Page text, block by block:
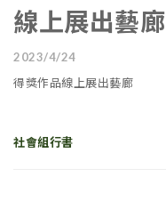
線上展出藝廊
2023/4/24
得獎作品線上展出藝廊
社會組行書